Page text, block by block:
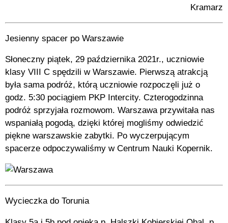
Kramarz
Jesienny spacer po Warszawie
Słoneczny piątek, 29 października 2021r., uczniowie
klasy VIII C spędzili w Warszawie. Pierwszą atrakcją
była sama podróż, którą uczniowie rozpoczęli już o
godz. 5:30 pociągiem PKP Intercity. Czterogodzinna
podróż sprzyjała rozmowom. Warszawa przywitała nas
wspaniałą pogodą, dzięki której mogliśmy odwiedzić
piękne warszawskie zabytki. Po wyczerpującym
spacerze odpoczywaliśmy w Centrum Nauki Kopernik.
Wycieczka do Torunia